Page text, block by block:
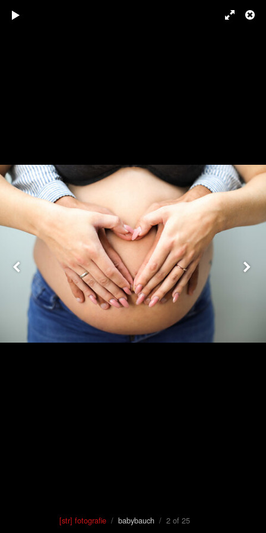
[str] fotografie / babybauch / 2 of 25